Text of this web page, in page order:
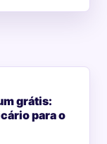
grátis:
para o